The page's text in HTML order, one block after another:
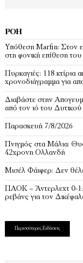
ΡΟΉ
Υπόθεση Marfin: Στον
στη φονική επίθεση
Πυρκαγιές: 118 κτίρια
χρονοδιάγραμμα για
Διαβάστε στην
από τον ιό του
Παρασκευή 7/8/2026
Πνιγμός στα Μάλια:
42χρονη Ολλανδή
Μισέλ Φάιφερ: Δεν
ΠΑΟΚ – Άντερλεχτ 0-1:
ρεβάνς για τον
Περισσότερες Ειδήσεις